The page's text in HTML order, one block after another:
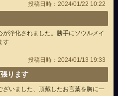
投稿日時：2024/01/22 10:22
浄化されました。勝手にソウルメイ
す
投稿日時：2024/01/13 19:33
ります
いました、頂戴したお言葉を胸に一